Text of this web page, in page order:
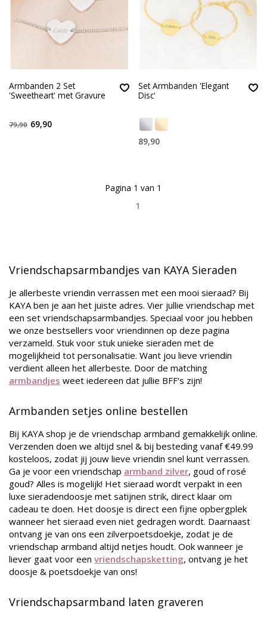
Armbanden 2 Set
'Sweetheart' met Gravure
79,90 69,90
Set Armbanden 'Elegant
Disc'
89,90
1
Pagina 1 van 1
Vriendschapsarmbandjes van KAYA Sieraden
Je allerbeste vriendin verrassen met een mooi sieraad? Bij
KAYA ben je aan het juiste adres. Vier jullie vriendschap met
een set vriendschapsarmbandjes. Speciaal voor jou hebben
we onze bestsellers voor vriendinnen op deze pagina
verzameld. Stuk voor stuk unieke sieraden met de
mogelijkheid tot personalisatie. Want jou lieve vriendin
verdient alleen het allerbeste. Door de matching
armbandjes weet iedereen dat jullie BFF's zijn!
Armbanden setjes online bestellen
Bij KAYA shop je de vriendschap armband gemakkelijk online.
Verzenden doen we altijd snel & bij besteding vanaf €49.99
kosteloos, zodat jij jouw lieve vriendin snel kunt verrassen.
Ga je voor een vriendschap armband zilver, goud of rosé
goud? Alles is mogelijk! Het sieraad wordt verpakt in een
luxe sieradendoosje met satijnen strik, direct klaar om
cadeau te doen. Het doosje is direct een fijne opbergplek
wanneer het sieraad even niet gedragen wordt. Daarnaast
ontvang je van ons een zilverpoetsdoekje, zodat je de
vriendschap armband altijd netjes houdt. Ook wanneer je
liever gaat voor een vriendschapsketting, ontvang je het
doosje & poetsdoekje van ons!
Vriendschapsarmband laten graveren